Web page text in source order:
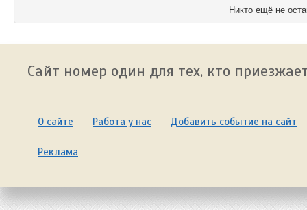
Никто ещё не
Сайт номер один для тех, кто
О сайте Работа у нас Добавить событие на сайт
Реклама